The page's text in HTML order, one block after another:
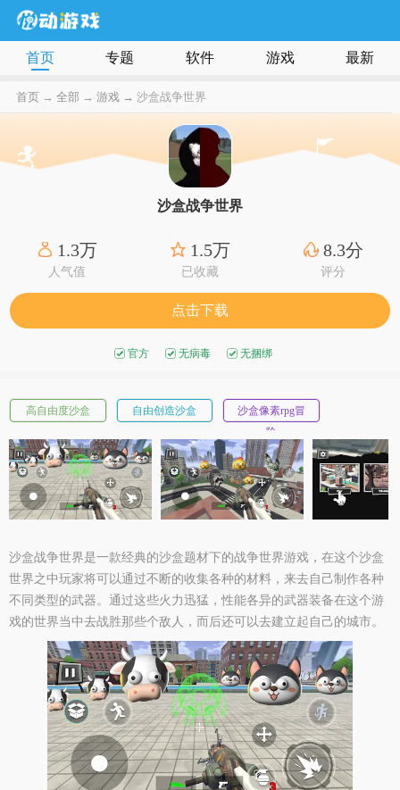
首页 专题 软件 游戏 最新
首页→ 全部 → 游戏 → 沙盒战争世界
沙盒战争世界
1.3万
人气值
1.5万
已收藏
8.3分
评分
点击下载
官方 无病毒 无捆绑
高自由度沙盒 自由创造沙盒
沙盒像素rpg冒
险
沙盒战争世界是一款经典的沙盒题材下的战争世界游戏，在这个沙盒
世界之中玩家将可以通过不断的收集各种的材料，来去自己制作各种
不同类型的武器。通过这些火力迅猛，性能各异的武器装备在这个游
戏的世界当中去战胜那些个敌人，而后还可以去建立起自己的城市。